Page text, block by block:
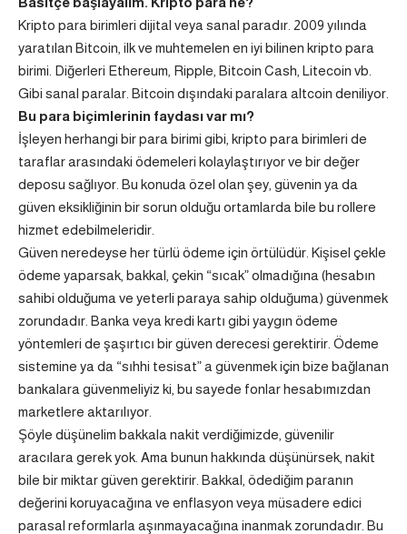
Kripto para birimleri dijital veya sanal paradır. 2009 yılında
yaratılan Bitcoin, ilk ve muhtemelen en iyi bilinen kripto para
birimi. Diğerleri Ethereum, Ripple, Bitcoin Cash, Litecoin vb.
Gibi sanal paralar. Bitcoin dışındaki paralara altcoin deniliyor.
Bu para biçimlerinin faydası var mı?
İşleyen herhangi bir para birimi gibi, kripto para birimleri de
taraflar arasındaki ödemeleri kolaylaştırıyor ve bir değer
deposu sağlıyor. Bu konuda özel olan şey, güvenin ya da
güven eksikliğinin bir sorun olduğu ortamlarda bile bu rollere
hizmet edebilmeleridir.
Güven neredeyse her türlü ödeme için örtülüdür. Kişisel çekle
ödeme yaparsak, bakkal, çekin “sıcak” olmadığına (hesabın
sahibi olduğuma ve yeterli paraya sahip olduğuma) güvenmek
zorundadır. Banka veya kredi kartı gibi yaygın ödeme
yöntemleri de şaşırtıcı bir güven derecesi gerektirir. Ödeme
sistemine ya da “sıhhi tesisat” a güvenmek için bize bağlanan
bankalara güvenmeliyiz ki, bu sayede fonlar hesabımızdan
marketlere aktarılıyor.
Şöyle düşünelim bakkala nakit verdiğimizde, güvenilir
aracılara gerek yok. Ama bunun hakkında düşünürsek, nakit
bile bir miktar güven gerektirir. Bakkal, ödediğim paranın
değerini koruyacağına ve enflasyon veya müsadere edici
parasal reformlarla aşınmayacağına inanmak zorundadır. Bu